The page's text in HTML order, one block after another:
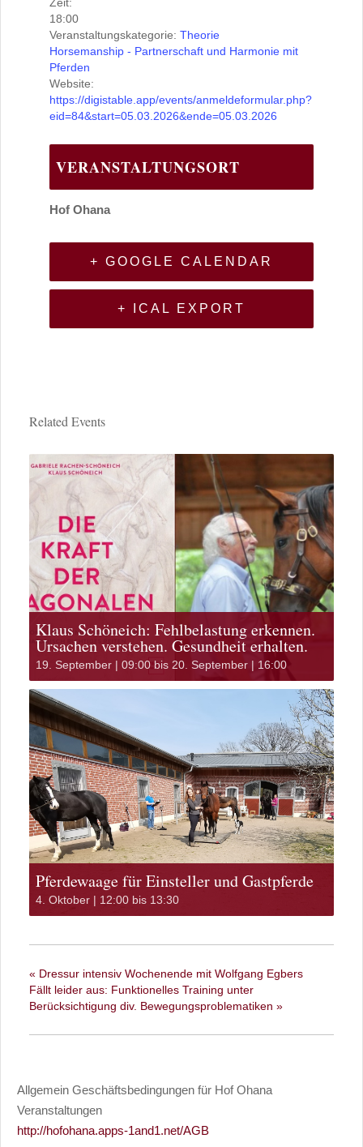
Zeit:
18:00
Veranstaltungskategorie: Theorie
Horsemanship - Partnerschaft und Harmonie mit
Pferden
Website:
https://digistable.app/events/anmeldeformular.php?
eid=84&start=05.03.2026&ende=05.03.2026
VERANSTALTUNGSORT
Hof Ohana
+ GOOGLE CALENDAR
+ ICAL EXPORT
Related Events
Klaus Schöneich: Fehlbelastung erkennen.
Ursachen verstehen. Gesundheit erhalten.
19. September | 09:00 bis 20. September | 16:00
Pferdewaage für Einsteller und Gastpferde
4. Oktober | 12:00 bis 13:30
« Dressur intensiv Wochenende mit Wolfgang Egbers
Fällt leider aus: Funktionelles Training unter
Berücksichtigung div. Bewegungsproblematiken »
Allgemein Geschäftsbedingungen für Hof Ohana
Veranstaltungen
http://hofohana.apps-1and1.net/AGB